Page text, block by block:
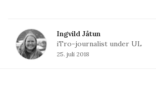
Ingvild Jåtun
iTro-journalist under UL
25. juli 2018